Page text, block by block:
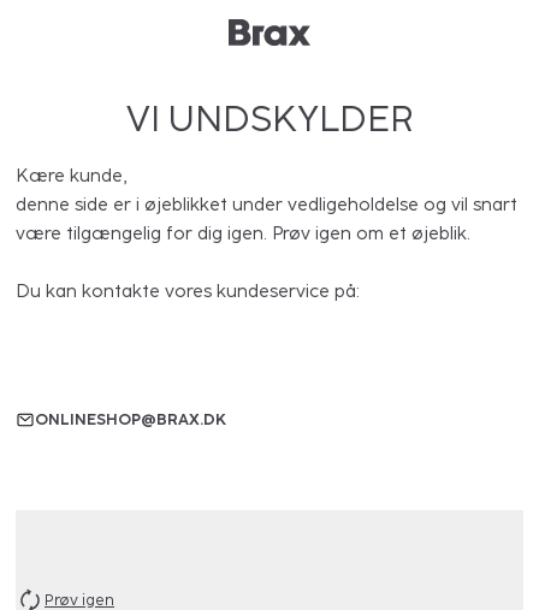
VI UNDSKYLDER
Kære kunde,
denne side er i øjeblikket under vedligeholdelse og vil snart
være tilgængelig for dig igen. Prøv igen om et øjeblik.
Du kan kontakte vores kundeservice på:
ONLINESHOP@BRAX.DK
Prøv igen